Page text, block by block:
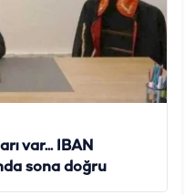
var... IBAN
sona doğru